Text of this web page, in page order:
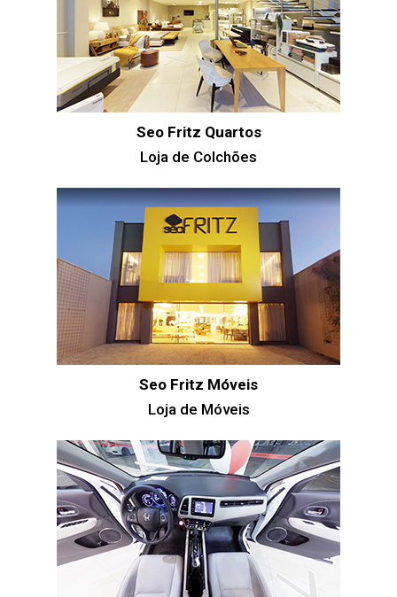
Seo Fritz Quartos
Loja de Colchões
Seo Fritz Móveis
Loja de Móveis